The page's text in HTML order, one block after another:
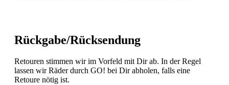
Rückgabe/Rücksendung
Retouren stimmen wir im Vorfeld mit Dir ab. In der Regel
lassen wir Räder durch GO! bei Dir abholen, falls eine
Retoure nötig ist.